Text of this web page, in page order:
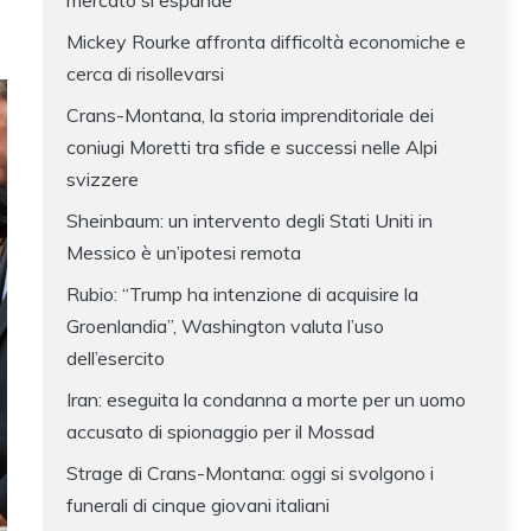
Mickey Rourke affronta difficoltà economiche e
cerca di risollevarsi
Crans-Montana, la storia imprenditoriale dei
coniugi Moretti tra sfide e successi nelle Alpi
svizzere
Sheinbaum: un intervento degli Stati Uniti in
Messico è un’ipotesi remota
Rubio: “Trump ha intenzione di acquisire la
Groenlandia”, Washington valuta l’uso
dell’esercito
Iran: eseguita la condanna a morte per un uomo
accusato di spionaggio per il Mossad
Strage di Crans-Montana: oggi si svolgono i
funerali di cinque giovani italiani